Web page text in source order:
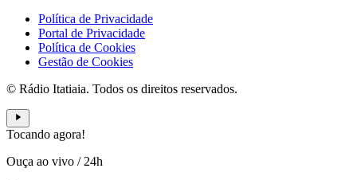
Política de Privacidade
Portal de Privacidade
Política de Cookies
Gestão de Cookies
© Rádio Itatiaia. Todos os direitos reservados.
Tocando agora!
Ouça ao vivo / 24h